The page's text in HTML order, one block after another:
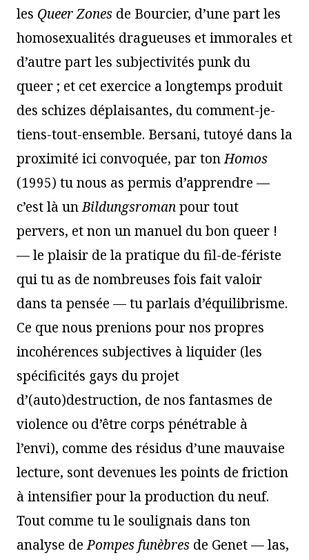
les Queer Zones de Bourcier, d’une part les
homosexualités dragueuses et immorales et
d’autre part les subjectivités punk du
queer ; et cet exercice a longtemps produit
des schizes déplaisantes, du comment-je-
tiens-tout-ensemble. Bersani, tutoyé dans la
proximité ici convoquée, par tonHomos
(1995) tu nous as permis d’apprendre —
c’est là unBildungsromanpour tout
pervers, et non un manuel du bon queer !
— le plaisir de la pratique du fil-de-fériste
qui tu as de nombreuses fois fait valoir
dans ta pensée — tu parlais d’équilibrisme.
Ce que nous prenions pour nos propres
incohérences subjectives à liquider (les
spécificités gays du projet
d’(auto)destruction, de nos fantasmes de
violence ou d’être corps pénétrable à
l’envi), comme des résidus d’une mauvaise
lecture, sont devenues les points de friction
à intensifier pour la production du neuf.
Tout comme tu le soulignais dans ton
analyse dePompes funèbres de Genet — las,